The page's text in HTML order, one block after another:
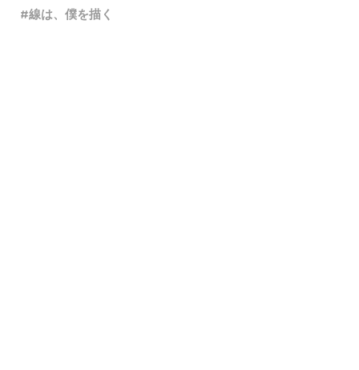
線は、僕を描く